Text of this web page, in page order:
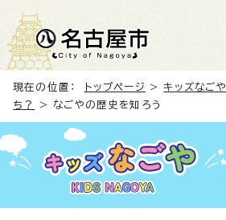
現在の位置： トップページ >キッズなごや
ち？
> なごやの歴史を知ろう